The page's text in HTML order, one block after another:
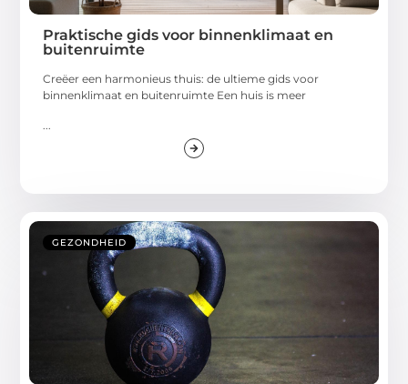
Praktische gids voor binnenklimaat en
buitenruimte
Creëer een harmonieus thuis: de ultieme gids voor
binnenklimaat en buitenruimte Een huis is meer
GEZONDHEID